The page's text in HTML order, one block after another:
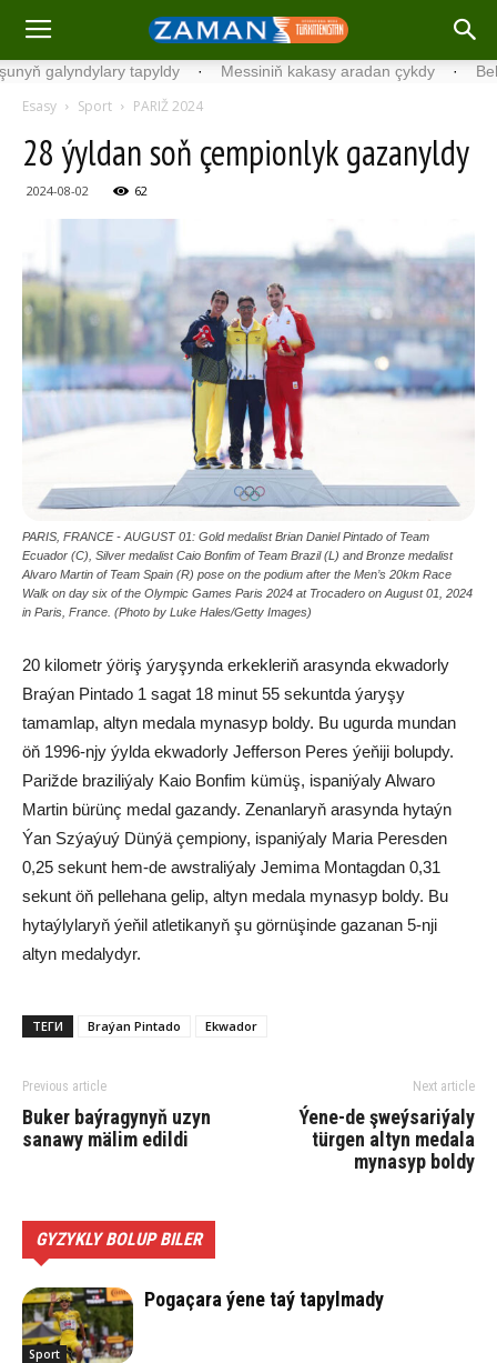
tapyldy · Messiniň kakasy aradan çykdy ·
Esasy Sport PARIŽ 2024
28 ýyldan soň çempionlyk gazanyldy
2024-08-02 62
PARIS, FRANCE - AUGUST 01: Gold medalist Brian Daniel Pintado of Team
Ecuador (C), Silver medalist Caio Bonfim of Team Brazil (L) and Bronze medalist
Alvaro Martin of Team Spain (R) pose on the podium after the Men’s 20km Race
Walk on day six of the Olympic Games Paris 2024 at Trocadero on August 01, 2024
in Paris, France. (Photo by Luke Hales/Getty Images)
20 kilometr ýöriş ýaryşynda erkekleriň arasynda ekwadorly
Braýan Pintado 1 sagat 18 minut 55 sekuntda ýaryşy
tamamlap, altyn medala mynasyp boldy. Bu ugurda mundan
öň 1996-njy ýylda ekwadorly Jefferson Peres ýeňiji bolupdy.
Parižde braziliýaly Kaio Bonfim kümüş, ispaniýaly Alwaro
Martin bürünç medal gazandy. Zenanlaryň arasynda hytaýn
Ýan Szýaýuý Dünýä çempiony, ispaniýaly Maria Peresden
0,25 sekunt hem-de awstraliýaly Jemima Montagdan 0,31
sekunt öň pellehana gelip, altyn medala mynasyp boldy. Bu
hytaýlylaryň ýeňil atletikanyň şu görnüşinde gazanan 5-nji
altyn medalydyr.
ТЕГИ Braýan Pintado Ekwador
Previous article
Buker baýragynyň uzyn
sanawy mälim edildi
Next article
Ýene-de şweýsariýaly
türgen altyn medala
mynasyp boldy
GYZYKLY BOLUP BILER
Sport
Pogaçara ýene taý tapylmady